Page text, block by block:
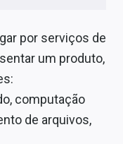
por serviços de
um produto,
computação
de arquivos,